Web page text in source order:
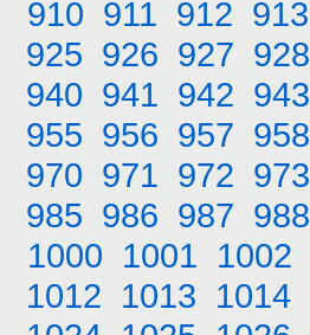
910 911 912 913
925 926 927 928
940 941 942 943
955 956 957 958
970 971 972 973
985 986 987 988
1000 1001 1002
1012 1013 1014